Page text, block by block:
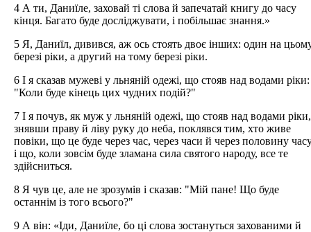
4 А ти, Даниїле, заховай ті слова й запечатай книгу до часу
кінця. Багато буде досліджувати, і побільшає знання.»
5 Я, Даниїл, дивився, аж ось стоять двоє інших: один на
березі ріки, а другий на тому березі ріки.
6 І я сказав мужеві у льняній одежі, що стояв над водами ріки:
"Коли буде кінець цих чудних подій?"
7 І я почув, як муж у льняній одежі, що стояв над водами ріки,
знявши праву й ліву руку до неба, поклявся тим, хто живе
повіки, що це буде через час, через часи й через половину
і що, коли зовсім буде зламана сила святого народу, все те
здійсниться.
8 Я чув це, але не зрозумів і сказав: "Мій пане! Що буде
останнім із того всього?"
9 А він: «Іди, Даниїле, бо ці слова зостануться захованими й